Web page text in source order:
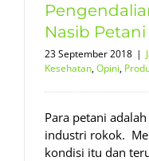
Nasib Petani
23 September 2018 |
Kesehatan,Opini,
Para petani
industri rokok.
kondisi itu dan